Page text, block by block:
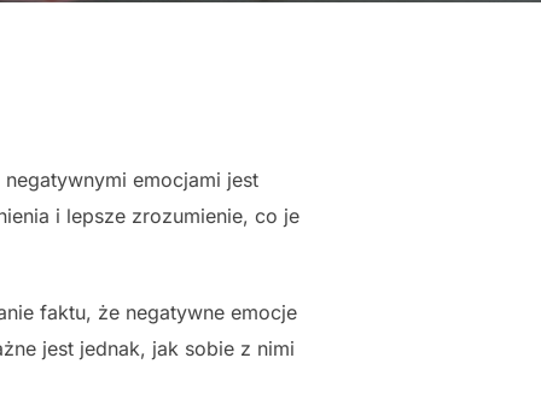
emocjami jest
i lepsze zrozumienie, co je
faktu, że negatywne emocje
jest jednak, jak sobie z nimi